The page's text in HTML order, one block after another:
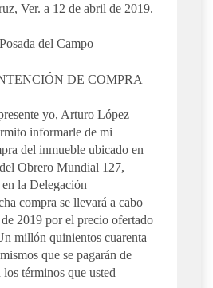
Ver. a 12 de abril de 2019.
del Campo
DE COMPRA
yo, Arturo López
informarle de mi
del inmueble ubicado en
Obrero Mundial 127,
la Delegación
compra se llevará a cabo
2019 por el precio ofertado
millón quinientos cuarenta
que se pagarán de
términos que usted